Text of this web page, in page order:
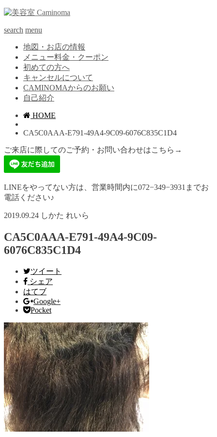
search menu
地図・お店の情報
メニュー料金・クーポン
初めての方へ
キャンセルについて
CAMINOMAからのお願い
自己紹介
HOME
CA5C0AAA-E791-49A4-9C09-6076C835C1D4
ご来店に際してのご予約・お問い合わせはこちら→
LINEをやってない方は、営業時間内に072−349−3931までお
電話ください♪
2019.09.24 しかた れいら
CA5C0AAA-E791-49A4-9C09-
6076C835C1D4
ツイート
シェア
はてブ
Google+
Pocket